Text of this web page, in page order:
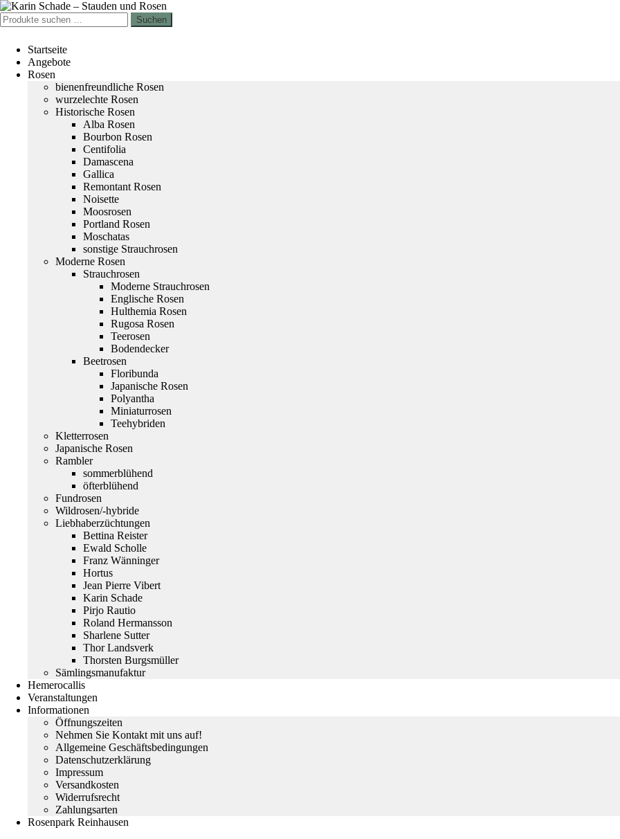
Zur
Navigation
springen
Zum
Inhalt
springen
Suchen
nach:
Suchen
Startseite
Angebote
Rosen
bienenfreundliche Rosen
wurzelechte Rosen
Historische Rosen
Alba Rosen
Bourbon Rosen
Centifolia
Damascena
Gallica
Remontant Rosen
Noisette
Moosrosen
Portland Rosen
Moschatas
sonstige Strauchrosen
Moderne Rosen
Strauchrosen
Moderne Strauchrosen
Englische Rosen
Hulthemia Rosen
Rugosa Rosen
Teerosen
Bodendecker
Beetrosen
Floribunda
Japanische Rosen
Polyantha
Miniaturrosen
Teehybriden
Kletterrosen
Japanische Rosen
Rambler
sommerblühend
öfterblühend
Fundrosen
Wildrosen/-hybride
Liebhaberzüchtungen
Bettina Reister
Ewald Scholle
Franz Wänninger
Hortus
Jean Pierre Vibert
Karin Schade
Pirjo Rautio
Roland Hermansson
Sharlene Sutter
Thor Landsverk
Thorsten Burgsmüller
Sämlingsmanufaktur
Hemerocallis
Veranstaltungen
Informationen
Öffnungszeiten
Nehmen Sie Kontakt mit uns auf!
Allgemeine Geschäftsbedingungen
Datenschutzerklärung
Impressum
Versandkosten
Widerrufsrecht
Zahlungsarten
Rosenpark Reinhausen